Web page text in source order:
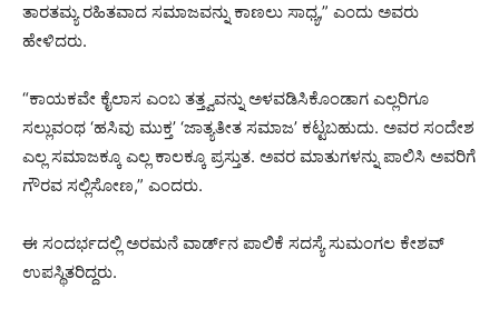
ತಾರತಮ್ಯ ರಹಿತವಾದ ಸಮಾಜವನ್ನು ಕಾಣಲು ಸಾಧ್ಯ,” ಎಂದು ಅವರು
ಹೇಳಿದರು.
“ಕಾಯಕವೇ ಕೈಲಾಸ ಎಂಬ ತತ್ತ್ವವನ್ನು ಅಳವಡಿಸಿಕೊಂಡಾಗ ಎಲ್ಲರಿಗೂ
ಸಲ್ಲುವಂಥ ‘ಹಸಿವು ಮುಕ್ತ’ ‘ಜಾತ್ಯತೀತ ಸಮಾಜ’ ಕಟ್ಟಬಹುದು. ಅವರ ಸಂದೇಶ
ಎಲ್ಲ ಸಮಾಜಕ್ಕೂ ಎಲ್ಲ ಕಾಲಕ್ಕೂ ಪ್ರಸ್ತುತ. ಅವರ ಮಾತುಗಳನ್ನು ಪಾಲಿಸಿ ಅವರಿಗೆ
ಗೌರವ ಸಲ್ಲಿಸೋಣ,” ಎಂದರು.
ಈ ಸಂದರ್ಭದಲ್ಲಿ ಅರಮನೆ ವಾರ್ಡ್‌ನ ಪಾಲಿಕೆ ಸದಸ್ಯೆ ಸುಮಂಗಲ ಕೇಶವ್‌
ಉಪಸ್ಥಿತರಿದ್ದರು.